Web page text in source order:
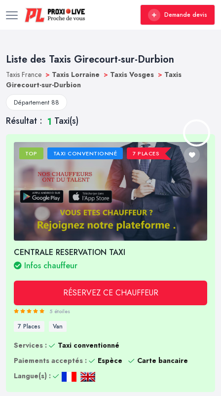
Demande devis
Liste des Taxis Girecourt-sur-Durbion
Taxis France > Taxis Lorraine > Taxis Vosges > Taxis
Girecourt-sur-Durbion
Département 88
Résultat : 1 Taxi(s)
TOP TAXI CONVENTIONNÉ 7 PLACES
CENTRALE RESERVATION TAXI
Infos chauffeur
RÉSERVEZ CE CHAUFFEUR
5 étoiles
7 Places Van
Services :
Taxi conventionné
Paiements acceptés :
Espèce
Carte bancaire
Langue(s) :